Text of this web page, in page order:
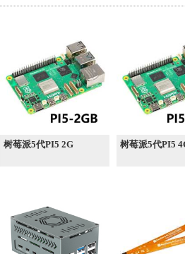
树莓派5代PI5 2G 树莓派5代PI5